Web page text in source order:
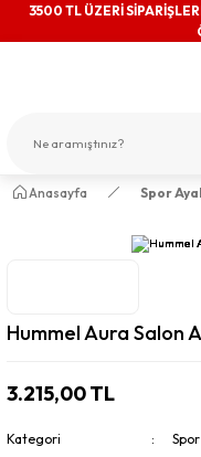
3500 TL ÜZERİ
Anasayfa Spor
Hummel Aura Salon
3.215,00 TL
Kategori Spor